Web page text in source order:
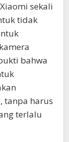
sekali
tidak
bahwa
tanpa harus
terlalu